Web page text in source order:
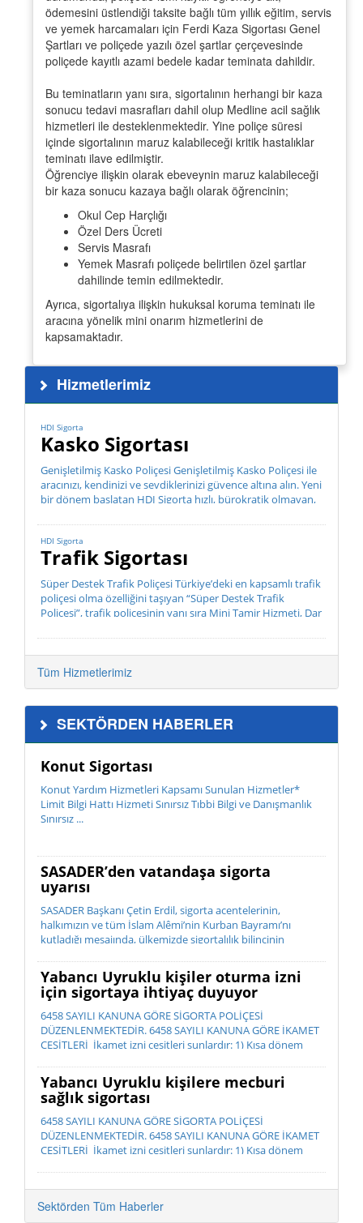
ödemesini üstlendiği taksite bağlı tüm yıllık eğitim, servis
ve yemek harcamaları için Ferdi Kaza Sigortası Genel
Şartları ve poliçede yazılı özel şartlar çerçevesinde
poliçede kayıtlı azami bedele kadar teminata dahildir.
Bu teminatların yanı sıra, sigortalının herhangi bir kaza
sonucu tedavi masrafları dahil olup Medline acil sağlık
hizmetleri ile desteklenmektedir. Yine poliçe süresi
içinde sigortalının maruz kalabileceği kritik hastalıklar
teminatı ilave edilmiştir.
Öğrenciye ilişkin olarak ebeveynin maruz kalabileceği
bir kaza sonucu kazaya bağlı olarak öğrencinin;
Okul Cep Harçlığı
Özel Ders Ücreti
Servis Masrafı
Yemek Masrafı poliçede belirtilen özel şartlar
dahilinde temin edilmektedir.
Ayrıca, sigortalıya ilişkin hukuksal koruma teminatı ile
aracına yönelik mini onarım hizmetlerini de
kapsamaktadır.
Hizmetlerimiz
HDI Sigorta
Kasko Sigortası
Genişletilmiş Kasko Poliçesi Genişletilmiş Kasko Poliçesi ile
aracınızı, kendinizi ve sevdiklerinizi güvence altına alın. Yeni
bir dönem başlatan HDI Sigorta hızlı, bürokratik olmayan,
HDI Sigorta
Trafik Sigortası
Süper Destek Trafik Poliçesi Türkiye’deki en kapsamlı trafik
poliçesi olma özelliğini taşıyan “Süper Destek Trafik
Poliçesi”, trafik poliçesinin yanı sıra Mini Tamir Hizmeti, Dar
Tüm Hizmetlerimiz
SEKTÖRDEN HABERLER
Konut Sigortası
Konut Yardım Hizmetleri Kapsamı Sunulan Hizmetler*
Limit Bilgi Hattı Hizmeti Sınırsız Tıbbi Bilgi ve Danışmanlık
Sınırsız ...
SASADER’den vatandaşa sigorta
uyarısı
SASADER Başkanı Çetin Erdil, sigorta acentelerinin,
halkımızın ve tüm İslam Alêmi’nin Kurban Bayramı’nı
kutladığı mesajında, ülkemizde sigortalılık bilincinin
de...
Yabancı Uyruklu kişiler oturma izni
için sigortaya ihtiyaç duyuyor
6458 SAYILI KANUNA GÖRE SİGORTA POLİÇESİ
DÜZENLENMEKTEDİR. 6458 SAYILI KANUNA GÖRE İKAMET
ÇEŞİTLERİ İkamet izni çeşitleri şunlardır: 1) Kısa dönem
Yabancı Uyruklu kişilere mecburi
sağlık sigortası
6458 SAYILI KANUNA GÖRE SİGORTA POLİÇESİ
DÜZENLENMEKTEDİR. 6458 SAYILI KANUNA GÖRE İKAMET
ÇEŞİTLERİ İkamet izni çeşitleri şunlardır: 1) Kısa dönem
Sektörden Tüm Haberler